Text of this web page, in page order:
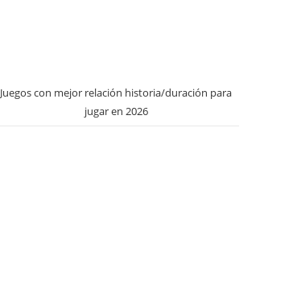
Juegos con mejor relación historia/duración para
jugar en 2026